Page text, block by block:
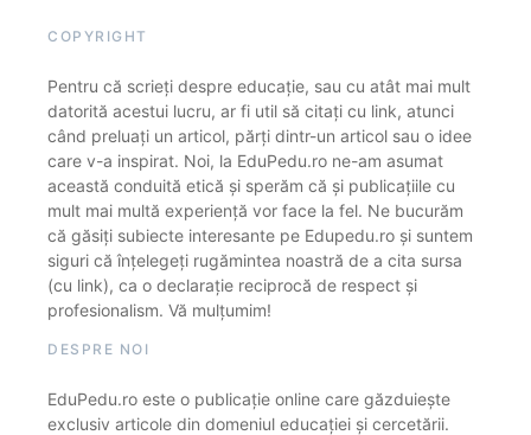
COPYRIGHT
Pentru că scrieți despre educație, sau cu atât mai mult
datorită acestui lucru, ar fi util să citați cu link, atunci
când preluați un articol, părți dintr-un articol sau o idee
care v-a inspirat. Noi, la EduPedu.ro ne-am asumat
această conduită etică și sperăm că și publicațiile cu
mult mai multă experiență vor face la fel. Ne bucurăm
că găsiți subiecte interesante pe Edupedu.ro și suntem
siguri că înțelegeți rugămintea noastră de a cita sursa
(cu link), ca o declarație reciprocă de respect și
profesionalism. Vă mulțumim!
DESPRE NOI
EduPedu.ro este o publicație online care găzduiește
exclusiv articole din domeniul educației și cercetării.